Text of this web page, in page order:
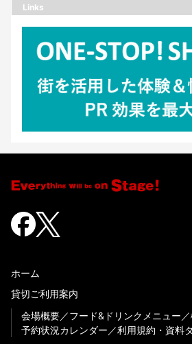
Links
ホーム
貸切ご利用案内
会場概要
フード&ドリンクメニュー
予約状況カレンダー
利用規約・資料